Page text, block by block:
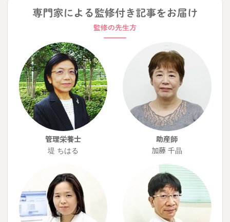
管理栄養士
堤 ちはる
助産師
加藤 千晶